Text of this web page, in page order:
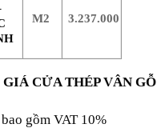
M2 3.237.000
CỬA THÉP VÂN GỖ
gồm VAT 10%